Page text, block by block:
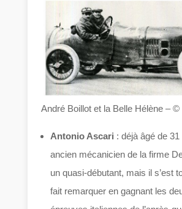
André Boillot et la Belle Hélène – ©
Antonio Ascari : déjà âgé de
ancien mécanicien de la firme
un quasi-débutant, mais il s’est
fait remarquer en gagnant les